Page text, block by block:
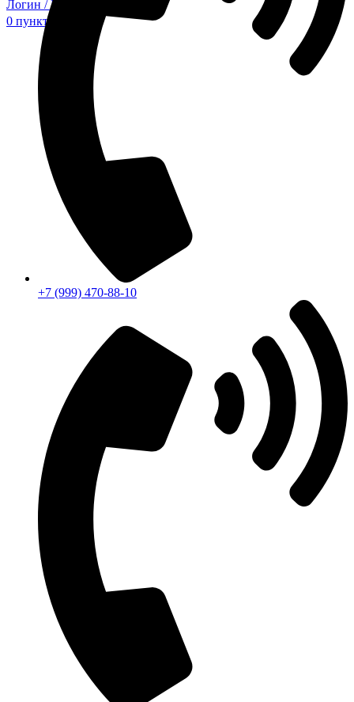
Логин / Регистрация
0 пунктов
+7 (999) 470-88-10